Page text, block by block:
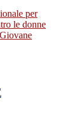
per
le donne